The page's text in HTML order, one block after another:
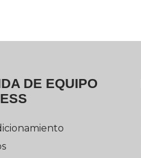
DE EQUIPO